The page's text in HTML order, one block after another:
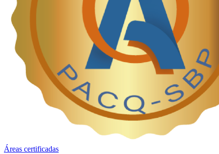
Áreas certificadas